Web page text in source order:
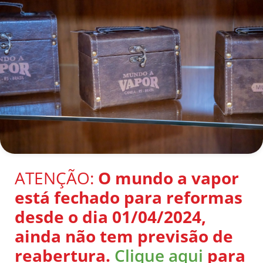
ATENÇÃO: O mundo a vapor
está fechado para reformas
desde o dia 01/04/2024,
ainda não tem previsão de
reabertura. Clique aqui para